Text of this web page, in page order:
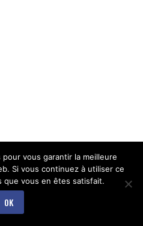
vous garantir la meilleure
Si vous continuez à utiliser ce
que vous en êtes satisfait.
OK